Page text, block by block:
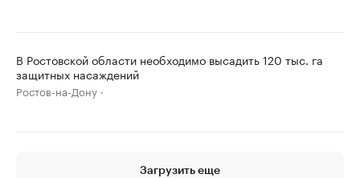
В Ростовской области необходимо высадить 120 тыс. га
защитных насаждений
Ростов-на-Дону
Загрузить еще